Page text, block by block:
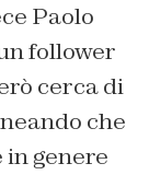
Paolo
follower
cerca di
che
genere